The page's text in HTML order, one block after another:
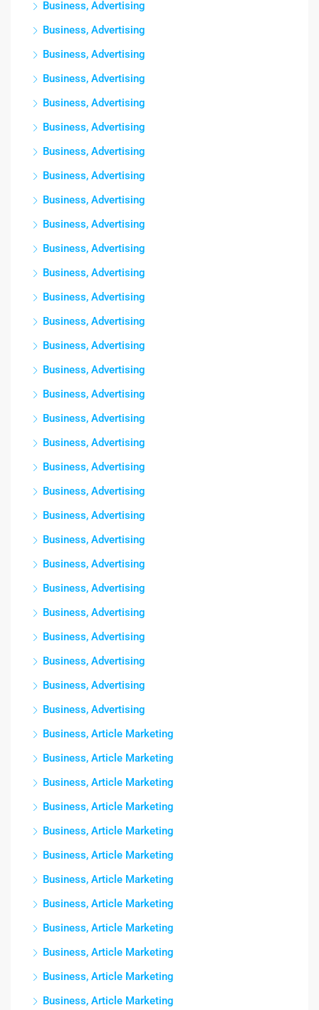
Business, Advertising
Business, Advertising
Business, Advertising
Business, Advertising
Business, Advertising
Business, Advertising
Business, Advertising
Business, Advertising
Business, Advertising
Business, Advertising
Business, Advertising
Business, Advertising
Business, Advertising
Business, Advertising
Business, Advertising
Business, Advertising
Business, Advertising
Business, Advertising
Business, Advertising
Business, Advertising
Business, Advertising
Business, Advertising
Business, Advertising
Business, Advertising
Business, Advertising
Business, Advertising
Business, Advertising
Business, Advertising
Business, Advertising
Business, Advertising
Business, Article Marketing
Business, Article Marketing
Business, Article Marketing
Business, Article Marketing
Business, Article Marketing
Business, Article Marketing
Business, Article Marketing
Business, Article Marketing
Business, Article Marketing
Business, Article Marketing
Business, Article Marketing
Business, Article Marketing